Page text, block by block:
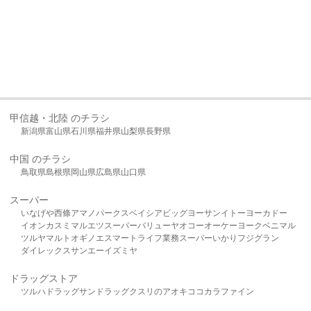
甲信越・北陸 のチラシ
新潟県富山県石川県福井県山梨県長野県
中国 のチラシ
鳥取県島根県岡山県広島県山口県
スーパー
いなげや西條アマノパークスベイシア ビッグヨーサンイトーヨーカドー
イオンカスミ マルエツスーパーバリューヤオコーオーケー ヨークベニマル
ツルヤマルト オギノ エスマート ライフ業務スーパーいかり フジグラン
ダイレックスサンエーイズミヤ
ドラッグストア
ツルハドラッグサンドラッグクスリのアオキ ココカラファイン